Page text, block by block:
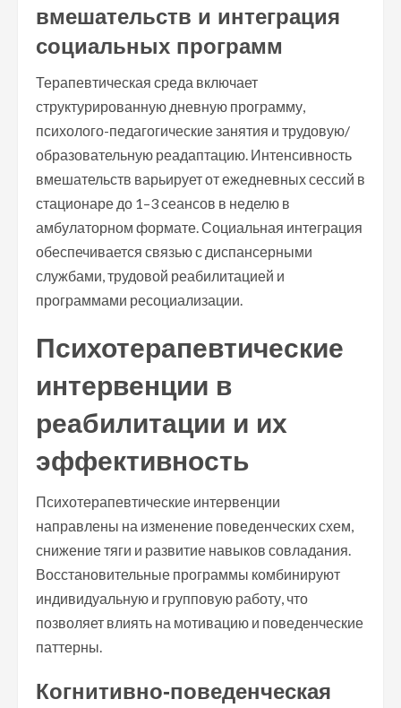
вмешательств и интеграция
социальных программ
Терапевтическая среда включает
структурированную дневную программу,
психолого-педагогические занятия и трудовую/
образовательную реадаптацию. Интенсивность
вмешательств варьирует от ежедневных сессий в
стационаре до 1–3 сеансов в неделю в
амбулаторном формате. Социальная интеграция
обеспечивается связью с диспансерными
службами, трудовой реабилитацией и
программами ресоциализации.
Психотерапевтические
интервенции в
реабилитации и их
эффективность
Психотерапевтические интервенции
направлены на изменение поведенческих схем,
снижение тяги и развитие навыков совладания.
Восстановительные программы комбинируют
индивидуальную и групповую работу, что
позволяет влиять на мотивацию и поведенческие
паттерны.
Когнитивно-поведенческая